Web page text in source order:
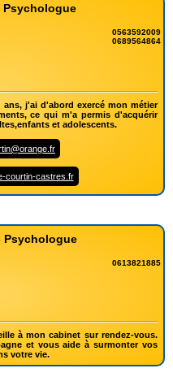
Psychologue
0563592009
0689564864
j'ai d'abord exercé mon métier
ce qui m'a permis d'acquérir
et adolescents.
courtin-castres.fr
Psychologue
0613821885
à mon cabinet sur rendez-vous.
et vous aide à surmonter vos
votre vie.